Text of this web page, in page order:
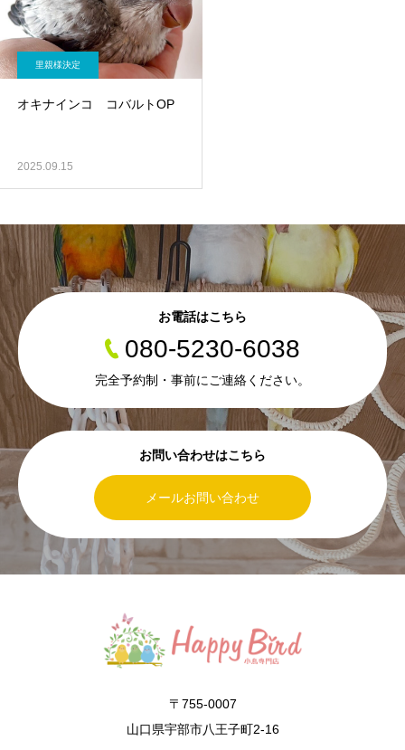
里親様決定
オキナインコ コバルトOP
2025.09.15
お問い合わせはこちら
メールお問い合わせ
お電話はこちら
080-5230-6038
完全予約制・事前にご連絡ください。
〒755-0007
山口県宇部市八王子町2-16